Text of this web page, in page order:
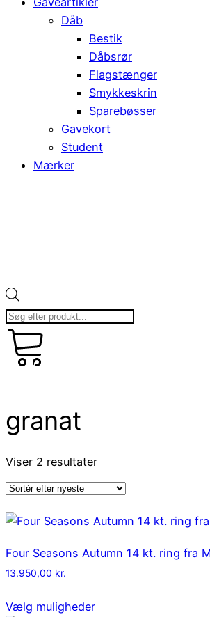
Dåb
Bestik
Dåbsrør
Flagstænger
Smykkeskrin
Sparebøsser
Gavekort
Student
Mærker
search
0
0,00 kr.
granat
Viser 2 resultaterSorteret
efter
seneste
Four Seasons Autumn 14 kt. ring fra
13.950,00 kr.
Vælg muligheder